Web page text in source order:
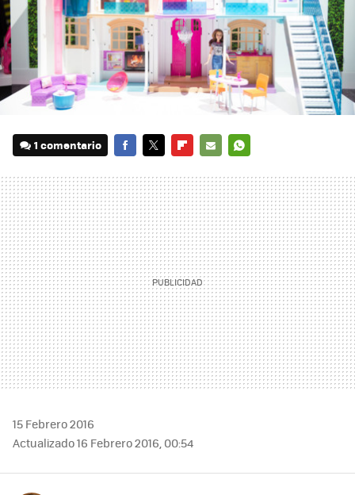
1 comentario
MAIL
15 Febrero 2016
Actualizado 16 Febrero 2016, 00:54